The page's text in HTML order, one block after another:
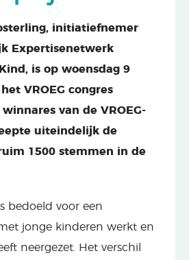
initiatiefnemer
Expertisenetwerk
is op woensdag 9
VROEG congres
van de VROEG-
uiteindelijk de
1500 stemmen in de
bedoeld voor een
jonge kinderen werkt en
neergezet. Het verschil